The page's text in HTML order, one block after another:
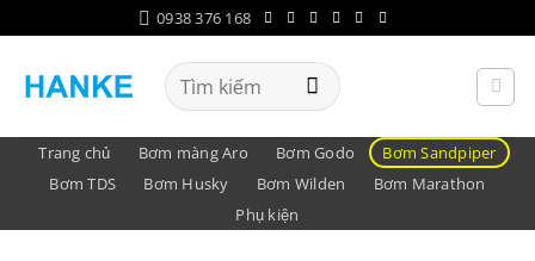
qua
nội
dung
0938 376 168
Tìm
kiếm:
Trang chủ Bơm màng Aro Bơm Godo
Bơm Sandpiper
Bơm TDS
Bơm Husky Bơm Wilden
Bơm Marathon
Phụ kiện